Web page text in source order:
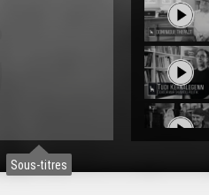
Sous-titres